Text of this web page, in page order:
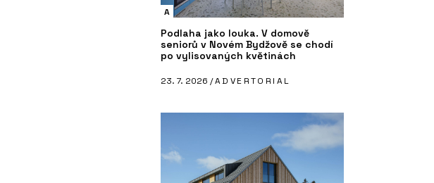
A
Podlaha jako louka. V domově
seniorů v Novém Bydžově se chodí
po vylisovaných květinách
23. 7. 2026 /ADVERTORIAL